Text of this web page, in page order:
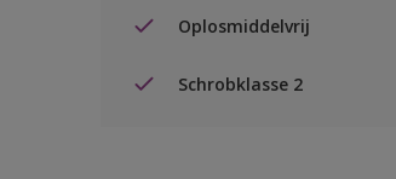
Oplosmiddelvrij
Schrobklasse 2